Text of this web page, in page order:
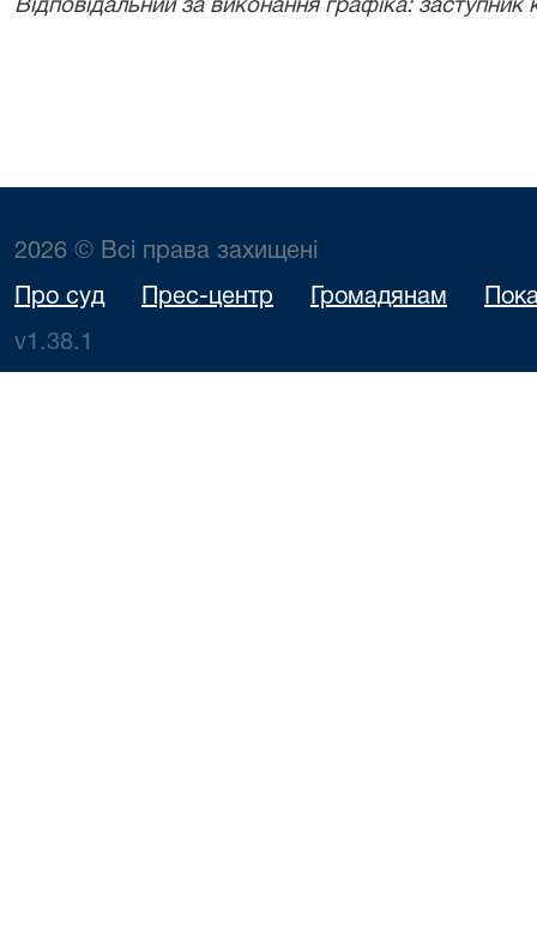
Відповідальний за виконання графіка:
2026 © Всі права захищені
Про суд Прес-центр Громадянам
v1.38.1